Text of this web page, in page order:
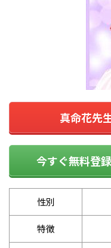
真命花先
今すぐ無料登
性別
特徴